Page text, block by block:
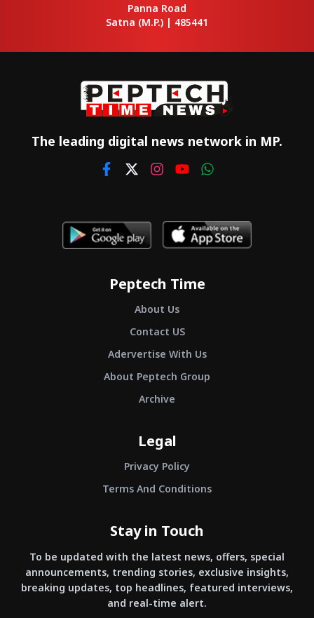
Panna Road
Satna (M.P.) | 485441
The leading digital news network in MP.
Peptech Time
About Us
Contact US
Adervertise With Us
About Peptech Group
Archive
Legal
Privacy Policy
Terms And Conditions
Stay in Touch
To be updated with the latest news, offers, special
announcements, trending stories, exclusive insights,
breaking updates, top headlines, featured interviews,
and real-time alert.